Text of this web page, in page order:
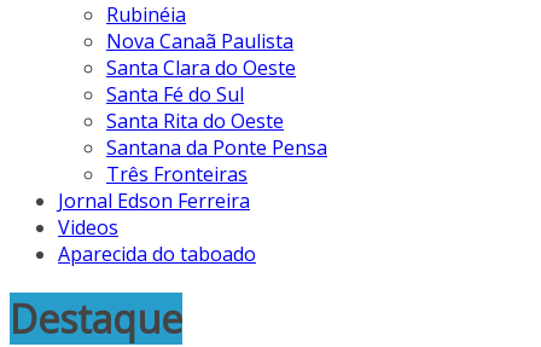
Rubinéia
Nova Canaã Paulista
Santa Clara do Oeste
Santa Fé do Sul
Santa Rita do Oeste
Santana da Ponte Pensa
Três Fronteiras
Jornal Edson Ferreira
Videos
Aparecida do taboado
Destaque